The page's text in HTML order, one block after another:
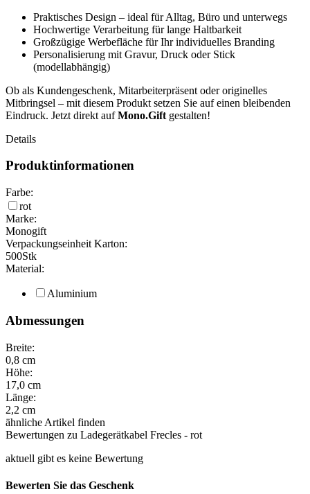
Praktisches Design – ideal für Alltag, Büro und unterwegs
Hochwertige Verarbeitung für lange Haltbarkeit
Großzügige Werbefläche für Ihr individuelles Branding
Personalisierung mit Gravur, Druck oder Stick
(modellabhängig)
Ob als Kundengeschenk, Mitarbeiterpräsent oder originelles
Mitbringsel – mit diesem Produkt setzen Sie auf einen bleibenden
Eindruck. Jetzt direkt aufMono.Gift gestalten!
Details
Produktinformationen
Farbe:
rot
Marke:
Monogift
Verpackungseinheit Karton:
500Stk
Material:
Aluminium
Abmessungen
Breite:
0,8 cm
Höhe:
17,0 cm
Länge:
2,2 cm
ähnliche Artikel finden
Bewertungen zu Ladegerätkabel Frecles - rot
aktuell gibt es keine Bewertung
Bewerten Sie das Geschenk